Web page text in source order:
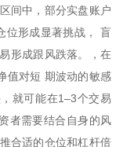
间中，部分实盘账户
位形成显著挑战， 盲
形成跟风跌落。，在
值对短 期波动的敏感
就可能在1–3个交易
者需要结合自身的风
合适的仓位和杠杆倍